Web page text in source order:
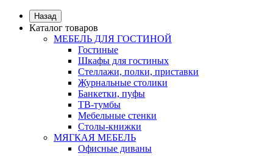
Назад
Каталог товаров
МЕБЕЛЬ ДЛЯ ГОСТИНОЙ
Гостиные
Шкафы для гостиных
Стеллажи, полки, приставки
Журнальные столики
Банкетки, пуфы
ТВ-тумбы
Мебельные стенки
Столы-книжки
МЯГКАЯ МЕБЕЛЬ
Офисные диваны